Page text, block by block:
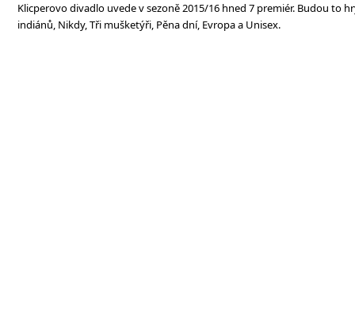
Klicperovo divadlo uvede v sezoně 2015/16 hned 7 premiér. Budou to
indiánů, Nikdy, Tři mušketýři, Pěna dní, Evropa a Unisex.